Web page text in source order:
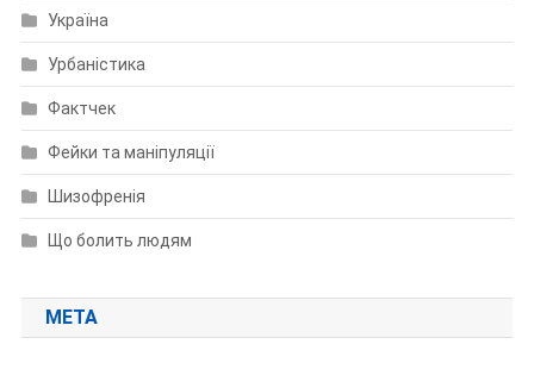
Україна
Урбаністика
Фактчек
Фейки та маніпуляції
Шизофренія
Що болить людям
МЕТА